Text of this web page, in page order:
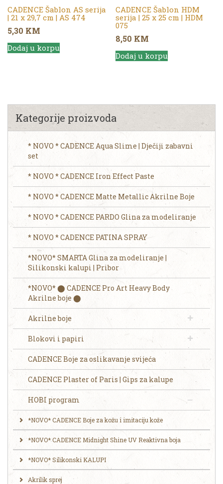
CADENCE Šablon AS serija
| 21 x 29,7 cm | AS 474
5,30 KM
Dodaj u korpu
CADENCE Šablon HDM
serija | 25 x 25 cm | HDM
075
8,50 KM
Dodaj u korpu
Kategorije proizvoda
* NOVO * CADENCE Aqua Slime | Dječiji zabavni
set
* NOVO * CADENCE Iron Effect Paste
* NOVO * CADENCE Matte Metallic Akrilne Boje
* NOVO * CADENCE PARDO Glina za modeliranje
* NOVO * CADENCE PATINA SPRAY
*NOVO* SMARTA Glina za modeliranje |
Silikonski kalupi | Pribor
*NOVO* ⬤ CADENCE Pro Art Heavy Body
Akrilne boje ⬤
Akrilne boje
Blokovi i papiri
CADENCE Boje za oslikavanje svijeća
CADENCE Plaster of Paris | Gips za kalupe
HOBI program
*NOVO* CADENCE Boje za kožu i imitaciju kože
*NOVO* CADENCE Midnight Shine UV Reaktivna boja
*NOVO* Silikonski KALUPI
Akrilik sprej